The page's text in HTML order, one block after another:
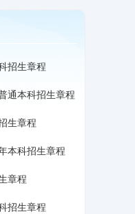
招生章程
通本科招生章程
生章程
本科招生章程
章程
招生章程